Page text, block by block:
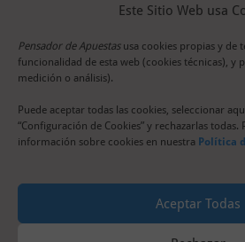
Este Sitio Web usa
Pensador de Apuestas usa cookies propias y de
funcionalidad de esta web (cookies técnicas), y
medición o análisis).
Puede aceptar todas las cookies, seleccionar
“Configuración de Cookies” y rechazarlas todas.
información sobre cookies en nuestra Política
Aceptar Todas